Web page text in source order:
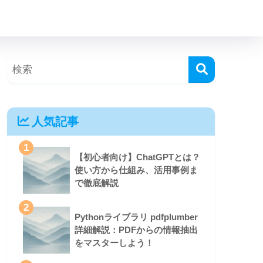
人気記事
1
【初心者向け】ChatGPTとは？
使い方から仕組み、活用事例ま
で徹底解説
2
Pythonライブラリ pdfplumber
詳細解説：PDFからの情報抽出
をマスターしよう！